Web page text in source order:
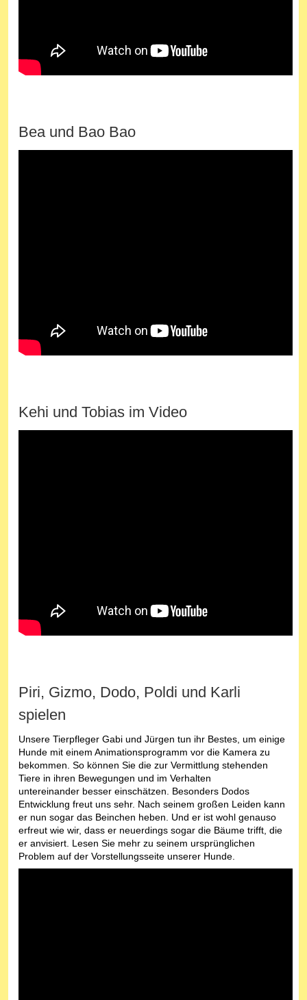
Bea und Bao Bao
Kehi und Tobias im Video
Piri, Gizmo, Dodo, Poldi und Karli
spielen
Unsere Tierpfleger Gabi und Jürgen tun ihr Bestes, um einige
Hunde mit einem Animationsprogramm vor die Kamera zu
bekommen. So können Sie die zur Vermittlung stehenden
Tiere in ihren Bewegungen und im Verhalten
untereinander besser einschätzen. Besonders Dodos
Entwicklung freut uns sehr. Nach seinem großen Leiden kann
er nun sogar das Beinchen heben. Und er ist wohl genauso
erfreut wie wir, dass er neuerdings sogar die Bäume trifft, die
er anvisiert. Lesen Sie mehr zu seinem ursprünglichen
Problem auf der Vorstellungsseite unserer Hunde.